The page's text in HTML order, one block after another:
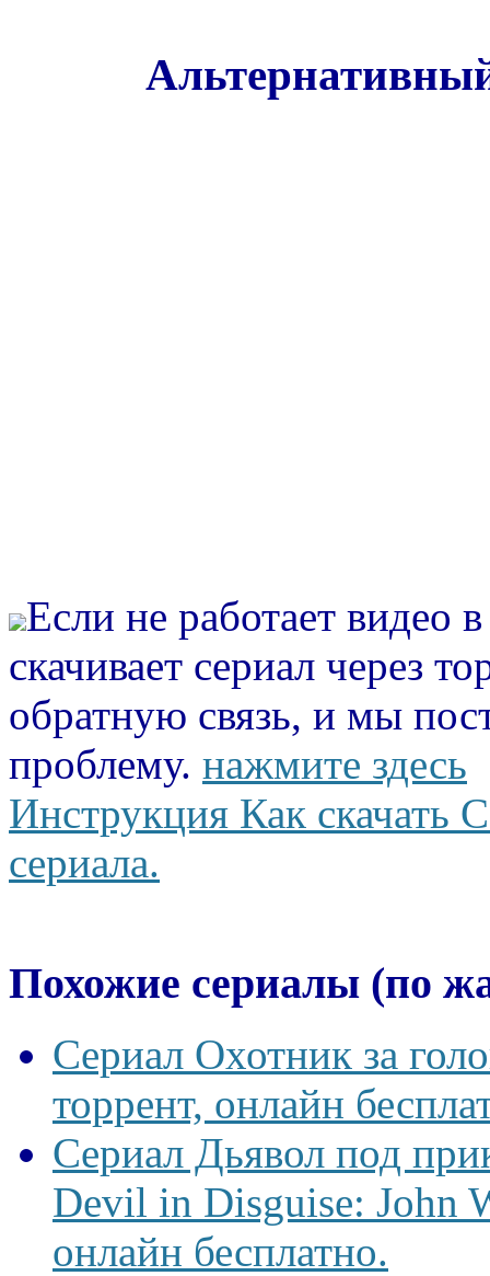
Если не работает видео
скачивает сериал через
обратную связь, и мы
проблему. нажмите здесь
Инструкция Как скачать
сериала.
Похожие сериалы (по
Сериал Охотник за
торрент, онлайн
Сериал Дьявол под
Devil in Disguise: John
онлайн бесплатно.